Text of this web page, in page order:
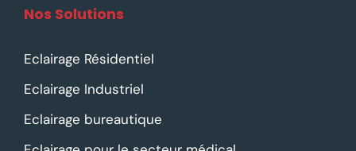
Nos Solutions
Eclairage Résidentiel
Eclairage Industriel
Eclairage bureautique